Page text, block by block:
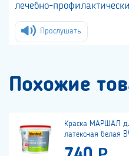
лечебно-
Прослушать
Похожие
Краска МАРШАЛ
латексная белая